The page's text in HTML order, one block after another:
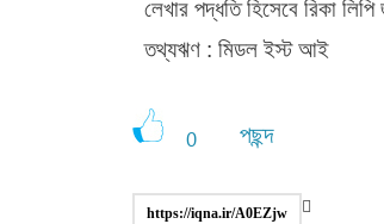
লেখার পদ্ধতি হিসেবে রিকা
তথ্যঋণ : মিডল ইস্ট আই
0 পছন্দ
https://iqna.ir/A0EZjw